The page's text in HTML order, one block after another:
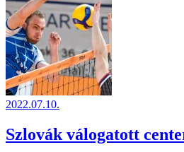
2022.07.10.
Szlovák válogatott